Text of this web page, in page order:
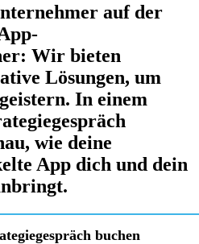
auf der
Wir bieten
Lösungen, um
In einem
wie deine
App dich und dein
buchen